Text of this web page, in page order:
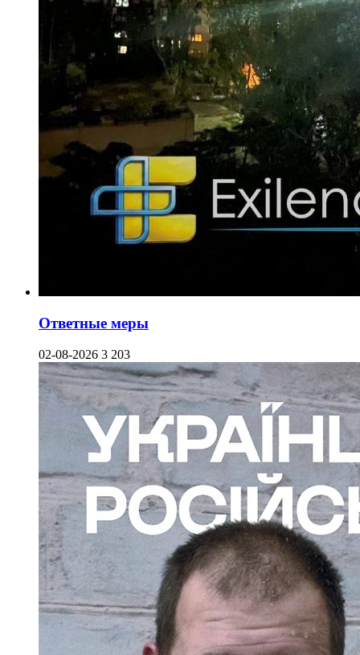
Ответные меры
02-08-2026 3 203